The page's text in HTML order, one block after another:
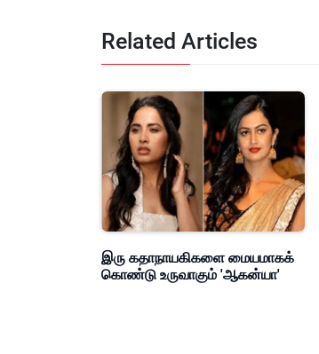
Related Articles
இரு கதாநாயகிகளை மையமாகக்
கொண்டு உருவாகும் 'ஆகன்யா'